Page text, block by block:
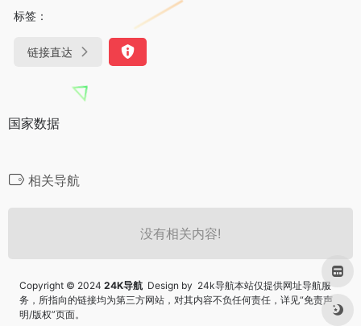
标签：
链接直达
国家数据
相关导航
没有相关内容!
Copyright © 2024 24K导航 Design by 24k导航本站仅提供网址导航服
务，所指向的链接均为第三方网站，对其内容不负任何责任，详见“免责声
明/版权”页面。